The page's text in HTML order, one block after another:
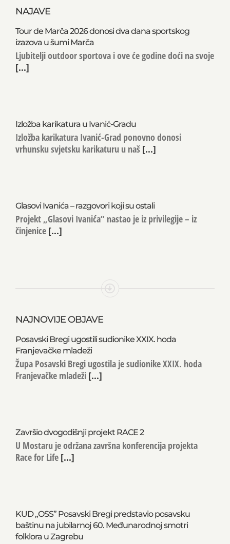
NAJAVE
Tour de Marča 2026 donosi dva dana sportskog
izazova u šumi Marča
Ljubitelji outdoor sportova i ove će godine doći na svoje
[...]
Izložba karikatura u Ivanić-Gradu
Izložba karikatura Ivanić-Grad ponovno donosi
vrhunsku svjetsku karikaturu u naš [...]
Glasovi Ivanića – razgovori koji su ostali
Projekt „Glasovi Ivanića“ nastao je iz privilegije – iz
činjenice [...]
NAJNOVIJE OBJAVE
Posavski Bregi ugostili sudionike XXIX. hoda
Franjevačke mladeži
Župa Posavski Bregi ugostila je sudionike XXIX. hoda
Franjevačke mladeži [...]
Završio dvogodišnji projekt RACE 2
U Mostaru je održana završna konferencija projekta
Race for Life [...]
KUD „OSS” Posavski Bregi predstavio posavsku
baštinu na jubilarnoj 60. Međunarodnoj smotri
folklora u Zagrebu